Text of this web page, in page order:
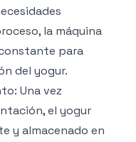
la máquina
para
del yogur.
Una vez
el yogur
y almacenado en